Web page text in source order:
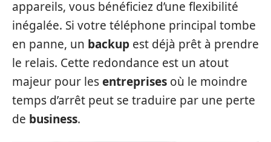
appareils, vous bénéficiez d’une flexibilité
inégalée. Si votre téléphone principal tombe
en panne, un backup est déjà prêt à prendre
le relais. Cette redondance est un atout
majeur pour lesentreprises où le moindre
temps d’arrêt peut se traduire par une perte
de business.